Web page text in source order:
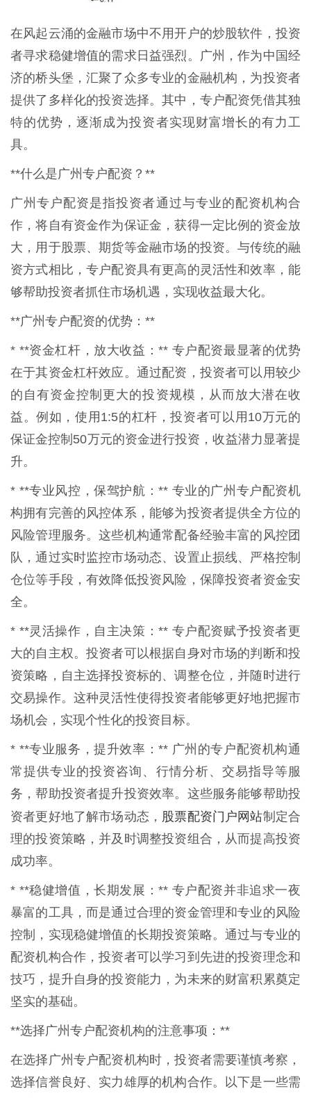
在风起云涌的金融市场中不用开户的炒股软件，投资
者寻求稳健增值的需求日益强烈。广州，作为中国经
济的桥头堡，汇聚了众多专业的金融机构，为投资者
提供了多样化的投资选择。其中，专户配资凭借其独
特的优势，逐渐成为投资者实现财富增长的有力工
具。
**什么是广州专户配资？**
广州专户配资是指投资者通过与专业的配资机构合
作，将自有资金作为保证金，获得一定比例的资金放
大，用于股票、期货等金融市场的投资。与传统的融
资方式相比，专户配资具有更高的灵活性和效率，能
够帮助投资者抓住市场机遇，实现收益最大化。
**广州专户配资的优势：**
* **资金杠杆，放大收益：** 专户配资最显著的优势
在于其资金杠杆效应。通过配资，投资者可以用较少
的自有资金控制更大的投资规模，从而放大潜在收
益。例如，使用1:5的杠杆，投资者可以用10万元的
保证金控制50万元的资金进行投资，收益潜力显著提
升。
* **专业风控，保驾护航：** 专业的广州专户配资机
构拥有完善的风控体系，能够为投资者提供全方位的
风险管理服务。这些机构通常配备经验丰富的风控团
队，通过实时监控市场动态、设置止损线、严格控制
仓位等手段，有效降低投资风险，保障投资者资金安
全。
* **灵活操作，自主决策：** 专户配资赋予投资者更
大的自主权。投资者可以根据自身对市场的判断和投
资策略，自主选择投资标的、调整仓位，并随时进行
交易操作。这种灵活性使得投资者能够更好地把握市
场机会，实现个性化的投资目标。
* **专业服务，提升效率：** 广州的专户配资机构通
常提供专业的投资咨询、行情分析、交易指导等服
务，帮助投资者提升投资效率。这些服务能够帮助投
资者更好地了解市场动态， 股票配资门户网站制定合
理的投资策略，并及时调整投资组合，从而提高投资
成功率。
* **稳健增值，长期发展：** 专户配资并非追求一夜
暴富的工具，而是通过合理的资金管理和专业的风险
控制，实现稳健增值的长期投资策略。通过与专业的
配资机构合作，投资者可以学习到先进的投资理念和
技巧，提升自身的投资能力，为未来的财富积累奠定
坚实的基础。
**选择广州专户配资机构的注意事项：**
在选择广州专户配资机构时，投资者需要谨慎考察，
选择信誉良好、实力雄厚的机构合作。以下是一些需